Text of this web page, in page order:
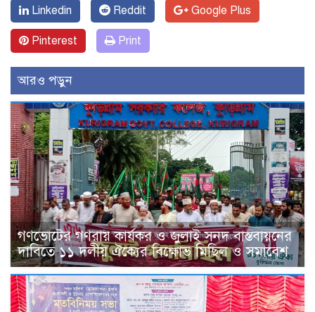
Linkedin Reddit Google Plus
Pinterest Print
আরও পড়ুন
গণভোটের গণরায় কার্যকর ও জুলাই সনদ বাস্তবায়নের
দাবিতে ১১ দলীয় ঐক্যের বিক্ষোভ মিছিল ও সমাবেশ